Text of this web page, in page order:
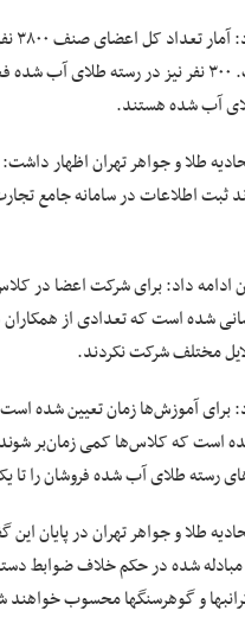
نفر است. ۳۰۰ نفر نیز در رسته
آب شده هستند.
طلا و جواهر تهران اظهار
ثبت اطلاعات در سامانه جامع
ادامه داد: برای شرکت اعضا در
شده است که تعدادی از همکاران
مختلف شرکت نکردند.
برای آموزش‌ها زمان تعیین شده
است که کلاس‌ها کمی زمان‌بر شوند ؛
رسته طلای آب شده فروشان را تا
طلا و جواهر تهران در پایان
و گوهرسنگ‏ها محسوب